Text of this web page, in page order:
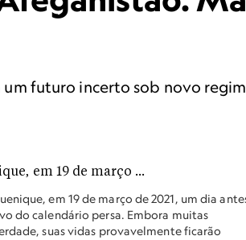
futuro incerto sob novo
em 19 de março de 2021, um dia
do calendário persa. Embora muitas
suas vidas provavelmente ficarão